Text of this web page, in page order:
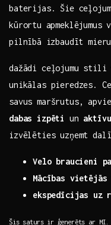
‌baterijas. Šie
kūrortu⁣
​pilnībā ⁣izbaudīt mieru
dažādi ‌ceļojumu
unikālas pieredzes.
savus​ maršrutus,
dabas izpēti un
izvēlēties ‍uzņemt
Velo braucieni
Mācības
ekspedīcijas uz
Šis ‍saturs⁤ ir ģenerēts​ ar ⁣MI.